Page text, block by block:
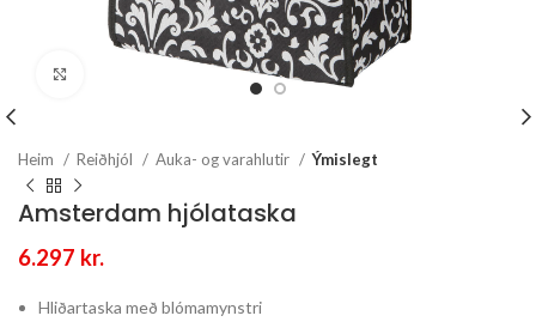
Heim Reiðhjól Auka- og varahlutir Ýmislegt
Amsterdam hjólataska
6.297 kr.
Hliðartaska með blómamynstri